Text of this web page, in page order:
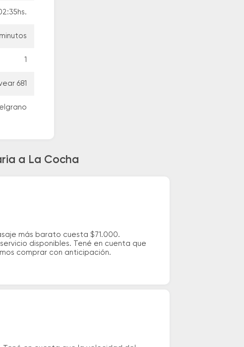
1
681
a La Cocha
más barato cuesta $71.000.
disponibles. Tené en cuenta que
comprar con anticipación.